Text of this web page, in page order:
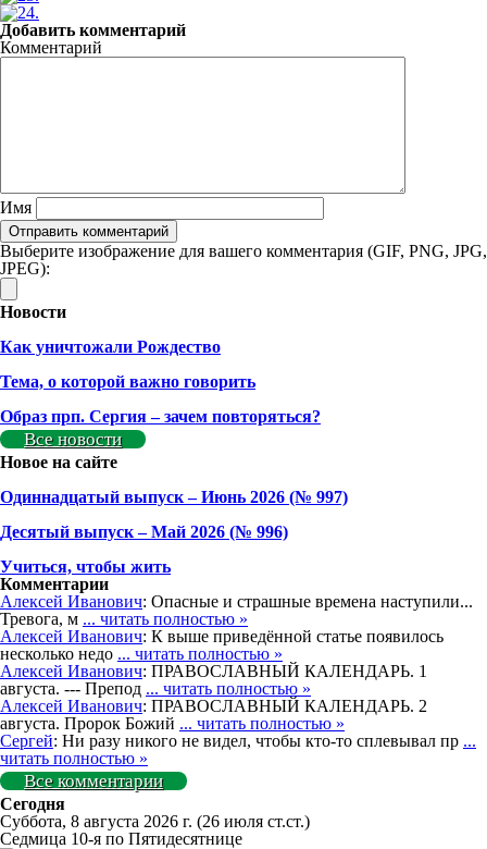
Добавить комментарий
Комментарий
Имя
Выберите изображение для вашего комментария (GIF, PNG, JPG,
JPEG):
Новости
Как уничтожали Рождество
Тема, о которой важно говорить
Образ прп. Сергия – зачем повторяться?
Все новости
Новое на сайте
Одиннадцатый выпуск – Июнь 2026 (№ 997)
Деcятый выпуск – Май 2026 (№ 996)
Учиться, чтобы жить
Комментарии
Алексей Иванович: Опасные и страшные времена наступили...
Тревога, м ... читать полностью »
Алексей Иванович: К выше приведённой статье появилось
несколько недо ... читать полностью »
Алексей Иванович: ПРАВОСЛАВНЫЙ КАЛЕНДАРЬ. 1
августа. --- Препод ... читать полностью »
Алексей Иванович: ПРАВОСЛАВНЫЙ КАЛЕНДАРЬ. 2
августа. Пророк Божий ... читать полностью »
Сергей: Ни разу никого не видел, чтобы кто-то сплевывал пр ...
читать полностью »
Все комментарии
Сегодня
Суббота, 8 августа 2026 г. (26 июля ст.ст.)
Седмица 10-я по Пятидесятнице